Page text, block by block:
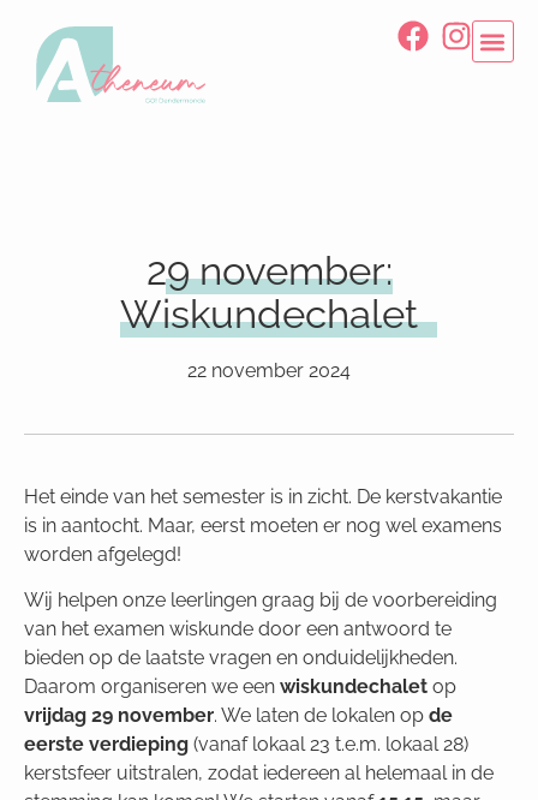
29 november:
Wiskundechalet
22 november 2024
Het einde van het semester is in zicht. De kerstvakantie
is in aantocht. Maar, eerst moeten er nog wel examens
worden afgelegd!
Wij helpen onze leerlingen graag bij de voorbereiding
van het examen wiskunde door een antwoord te
bieden op de laatste vragen en onduidelijkheden.
Daarom organiseren we een wiskundechalet op
vrijdag 29 november. We laten de lokalen op de
eerste verdieping (vanaf lokaal 23 t.e.m. lokaal 28)
kerstsfeer uitstralen, zodat iedereen al helemaal in de